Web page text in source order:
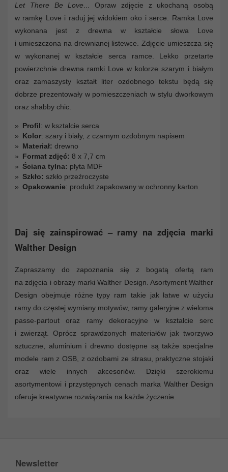
Let There Be Love ... Opraw zdjęcie z ukochaną osobą
w ramkę Love i raduj jej widokiem oko i serce. Ramka Love
wykonana jest z drewna w kształcie słowa Love
i umieszczona na drewnianej listewce. Zdjęcie umieszcza się
w wykonanej w kształcie serca ramce. Lekko przetarte
powierzchnie drewna ramki Love w kolorze szarym i białym
oraz zamaszysty kształt liter ozdobnego tekstu będą się
dobrze prezentowały w pomieszczeniach w stylu dworkowym
oraz shabby chic.
Profil: w kształcie serca
Kolor: szary i biały, z czarnym ozdobnym napisem
Materiał: drewno
Format zdjęć: 8 x 7,7 cm
Ściana tylna: płyta MDF
Szkło: szkło przeźroczyste
Opakowanie: produkt zapakowany w ochronny karton
Daj się zainspirować – ramy na zdjęcia marki
Walther Design
Zapraszamy do zapoznania się z bogatą ofertą ram
na zdjęcia i obrazy marki Walther Design. Asortyment Walther
Design obejmuje różne typy ram takie jak łatwe w użyciu
ramy do częstej wymiany motywów, ramy galeryjne z wieloma
passe-partout oraz ramy dekoracyjne w kształcie serc
i zwierząt. Oprócz sprawdzonych materiałów jak tworzywo
sztuczne, aluminium i drewno dostępne są także specjalne
modele ram z OSB, z ozdobami ze strasu, praktyczne stojaki
oraz wiele innych akcesoriów. Dzięki szerokiemu
asortymentowi i przystępnych cenach marka Walther Design
oferuje kreatywne rozwiązania na każde życzenie.
Newsletter